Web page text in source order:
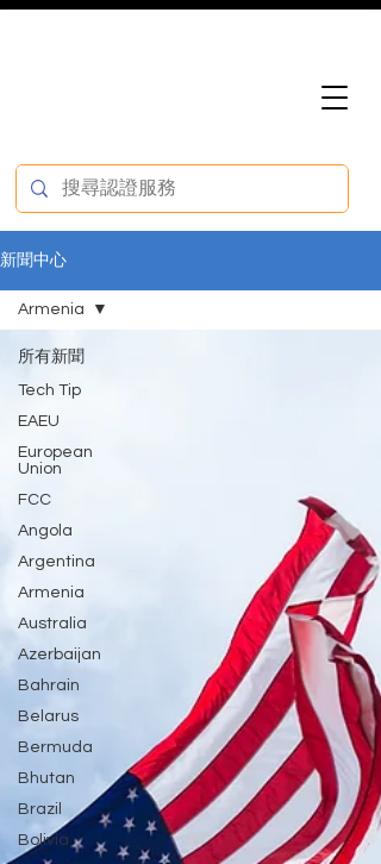
新聞中心
所有新聞
Tech Tip
EAEU
European
Union
FCC
Angola
Argentina
Armenia
Australia
Azerbaijan
Bahrain
Belarus
Bermuda
Bhutan
Brazil
Bolivia
Armenia